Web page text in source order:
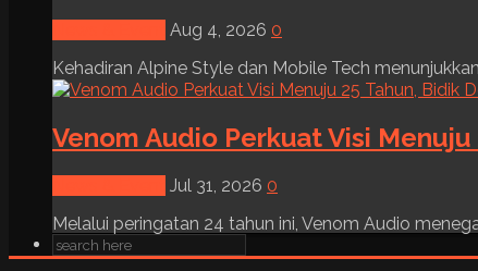
Aug 4, 2026 0
Kehadiran Alpine Style dan Mobile Tech
Venom Audio Perkuat Visi
Jul 31, 2026 0
Melalui peringatan 24 tahun ini, Venom Audio